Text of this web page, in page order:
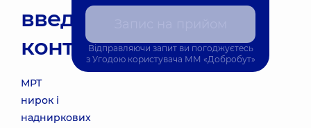
введенням
контрасту
МРТ
нирок і
надниркових
Відправляючи запит ви погоджуєтесь
з Угодою користувача ММ «Добробут»